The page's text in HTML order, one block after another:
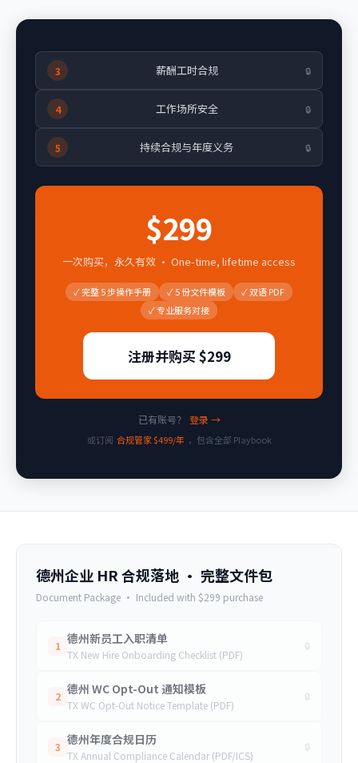
3 薪酬工时合规 🔒
4 工作场所安全 🔒
5 持续合规与年度义务 🔒
$299
一次购买，永久有效 · One-time, lifetime access
✓完整 5 步操作手册 ✓5 份文件模板 ✓双语 PDF
✓专业服务对接
注册并购买 $299
已有账号？ 登录 →
或订阅 合规管家 $499/年 ，包含全部 Playbook
德州企业 HR 合规落地 · 完整文件包
Document Package · Included with $299 purchase
1 德州新员工入职清单
TX New Hire Onboarding Checklist (PDF)
🔒
2 德州 WC Opt-Out 通知模板
TX WC Opt-Out Notice Template (PDF)
🔒
3 德州年度合规日历
TX Annual Compliance Calendar (PDF/ICS)
🔒